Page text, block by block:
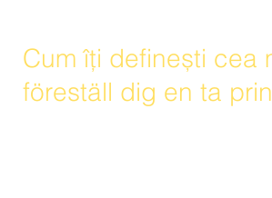
Cum îți definești cea
föreställ dig en ta